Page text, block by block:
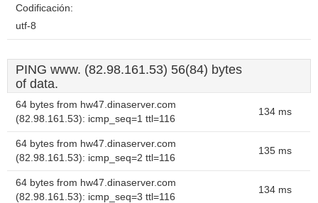
Codificación:
utf-8
PING www. (82.98.161.53) 56(84) bytes
of data.
64 bytes from hw47.dinaserver.com
(82.98.161.53): icmp_seq=1 ttl=116
134 ms
64 bytes from hw47.dinaserver.com
(82.98.161.53): icmp_seq=2 ttl=116
135 ms
64 bytes from hw47.dinaserver.com
(82.98.161.53): icmp_seq=3 ttl=116
134 ms